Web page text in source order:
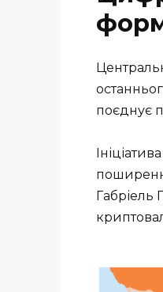
поєднує
Габріель